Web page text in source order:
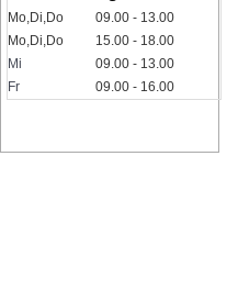
Mo,Di,Do
09.00 - 13.00
Mo,Di,Do
15.00 - 18.00
Mi
09.00 - 13.00
Fr
09.00 - 16.00